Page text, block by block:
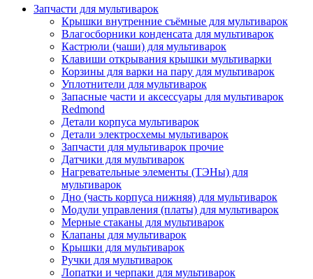
Запчасти для мультиварок
Крышки внутренние съёмные для мультиварок
Влагосборники конденсата для мультиварок
Кастрюли (чаши) для мультиварок
Клавиши открывания крышки мультиварки
Корзины для варки на пару для мультиварок
Уплотнители для мультиварок
Запасные части и аксессуары для мультиварок
Redmond
Детали корпуса мультиварок
Детали электросхемы мультиварок
Запчасти для мультиварок прочие
Датчики для мультиварок
Нагревательные элементы (ТЭНы) для
мультиварок
Дно (часть корпуса нижняя) для мультиварок
Модули управления (платы) для мультиварок
Мерные стаканы для мультиварок
Клапаны для мультиварок
Крышки для мультиварок
Ручки для мультиварок
Лопатки и черпаки для мультиварок